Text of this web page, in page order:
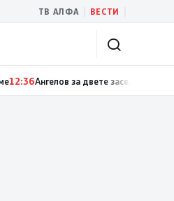
ТВ АЛФА ВЕСТИ
12:37Мицкоски: Карпалак е наша